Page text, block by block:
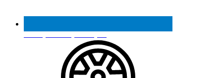
Реестр МинПромТорга